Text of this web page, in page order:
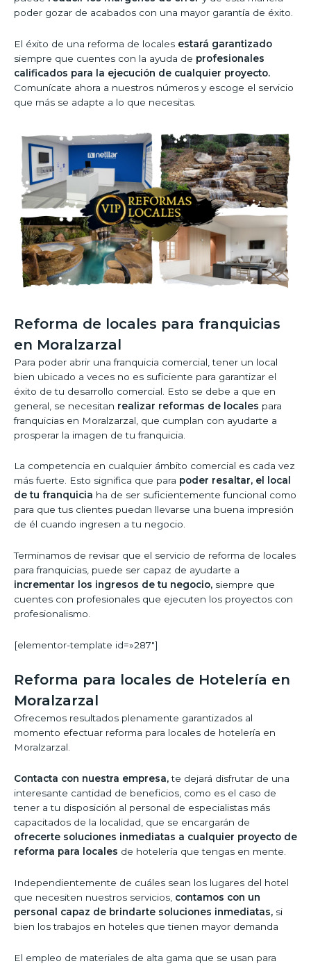
poder gozar de acabados con una mayor garantía de éxito.
El éxito de una reforma de locales estará garantizado
siempre que cuentes con la ayuda de profesionales
calificados para la ejecución de cualquier proyecto.
Comunícate ahora a nuestros números y escoge el servicio
que más se adapte a lo que necesitas.
Reforma de locales para franquicias
en Moralzarzal
Para poder abrir una franquicia comercial, tener un local
bien ubicado a veces no es suficiente para garantizar el
éxito de tu desarrollo comercial. Esto se debe a que en
general, se necesitan realizar reformas de locales para
franquicias en Moralzarzal, que cumplan con ayudarte a
prosperar la imagen de tu franquicia.
La competencia en cualquier ámbito comercial es cada vez
más fuerte. Esto significa que para poder resaltar, el local
de tu franquicia ha de ser suficientemente funcional como
para que tus clientes puedan llevarse una buena impresión
de él cuando ingresen a tu negocio.
Terminamos de revisar que el servicio de reforma de locales
para franquicias, puede ser capaz de ayudarte a
incrementar los ingresos de tu negocio, siempre que
cuentes con profesionales que ejecuten los proyectos con
profesionalismo.
[elementor-template id=»287″]
Reforma para locales de Hotelería en
Moralzarzal
Ofrecemos resultados plenamente garantizados al
momento efectuar reforma para locales de hotelería en
Moralzarzal.
Contacta con nuestra empresa,te dejará disfrutar de una
interesante cantidad de beneficios, como es el caso de
tener a tu disposición al personal de especialistas más
capacitados de la localidad, que se encargarán de
ofrecerte soluciones inmediatas a cualquier proyecto de
reforma para locales de hotelería que tengas en mente.
Independientemente de cuáles sean los lugares del hotel
que necesiten nuestros servicios, contamos con un
personal capaz de brindarte soluciones inmediatas, si
bien los trabajos en hoteles que tienen mayor demanda
El empleo de materiales de alta gama que se usan para